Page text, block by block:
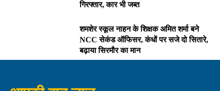
गिरफ्तार, कार भी जब्त
शमशेर स्कूल नाहन के शिक्षक अमित शर्मा बने
NCC सेकंड ऑफिसर, कंधों पर सजे दो सितारे,
बढ़ाया सिरमौर का मान